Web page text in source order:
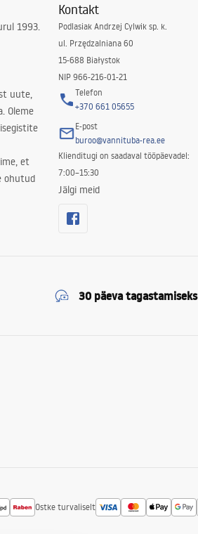
1993.
uute,
Oleme
et
ohutud
Kontakt
Podlasiak Andrzej Cylwik sp. k.
ul. Przędzalniana 60
15-688 Białystok
NIP 966-216-01-21
Telefon
+370 661 05655
E-post
buroo@vannituba-rea.ee
Klienditugi on saadaval tööpäevadel:
7:00–15:30
Jälgi meid
30 päeva tagastamiseks
Ostke turvaliselt